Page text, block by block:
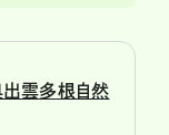
出雲多根自然